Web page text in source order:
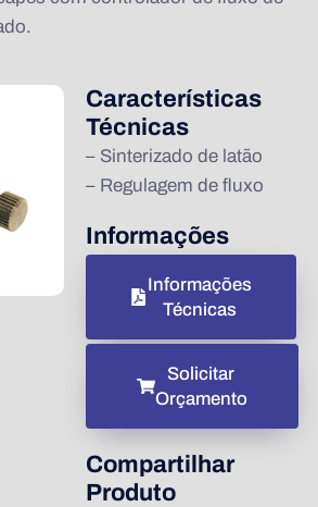
Características
Técnicas
– Sinterizado de latão
– Regulagem de fluxo
Informações
Informações
Técnicas
Solicitar
Orçamento
Compartilhar
Produto